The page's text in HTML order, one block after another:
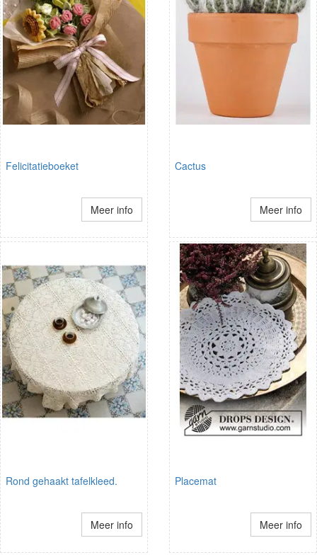
Felicitatieboeket
Meer info
Cactus
Meer info
Rond gehaakt tafelkleed.
Meer info
Placemat
Meer info